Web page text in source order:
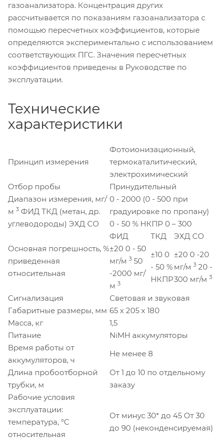
газоанализатора. Концентрация других
рассчитывается по показаниям газоанализатора с
помощью пересчетных коэффициентов, которые
определяются экспериментально с использованием
соответствующих ПГС. Значения пересчетных
коэффициентов приведены в Руководстве по
эксплуатации.
Технические
характеристики
Принцип измерения
Фотоионизационный,
термокаталитический,
электрохимический
Отбор пробы
Принудительный
Диапазон измерения, мг/
м 3 ФИД ТКД (метан, др.
углеводороды) ЭХД СО
0 - 2000 (0 - 500 при
градуировке по пропану)
0 - 50 % НКПР 0 – 300
Основная погрешность, %
приведенная
относительная
ФИД ТКД
ЭХД СО
±20 0 - 50
мг/м 3 50
-2000 мг/
м 3
±10 0
- 50 %
НКПР
±20 0 -20
мг/м 3 20 -
300 мг/м 3
Сигнализация
Световая и звуковая
Габаритные размеры, мм 65 х 205 х 180
Масса, кг
1,5
Питание
NiMH аккумуляторы
Время работы от
аккумуляторов, ч
Не менее 8
Длина пробоотборной
трубки, м
От 1 до 10 по отдельному
заказу
Рабочие условия
эксплуатации:
температура, °С
относительная
От минус 30* до 45 От 30
до 90 (неконденсируемая)